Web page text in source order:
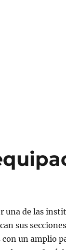
una de las
sus
un amplio